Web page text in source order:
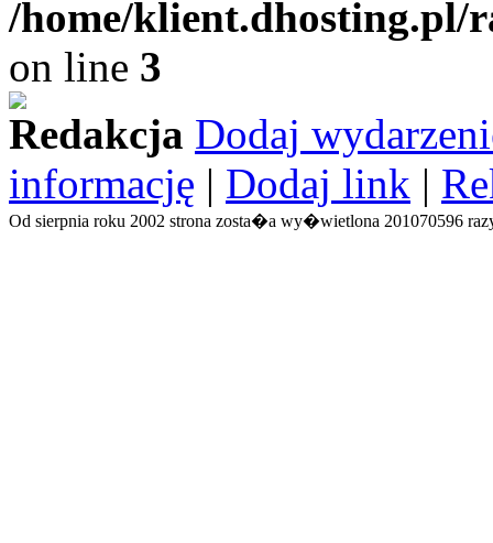
/home/
on line 3
Redakcja Dodaj
informację | Dodaj link |
Od sierpnia roku 2002 strona zosta�a wy�wietlona 201070596